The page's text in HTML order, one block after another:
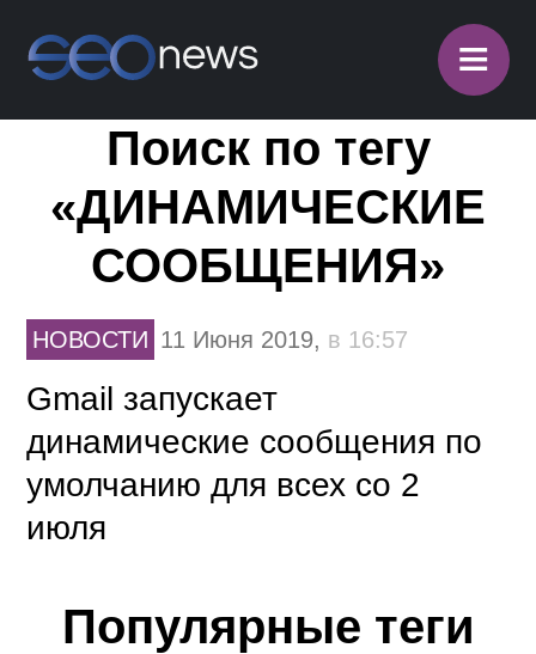
≡
Поиск по тегу
«ДИНАМИЧЕСКИЕ
СООБЩЕНИЯ»
НОВОСТИ 11 Июня 2019, в 16:57
Gmail запускает
динамические сообщения по
умолчанию для всех со 2
июля
Популярные теги